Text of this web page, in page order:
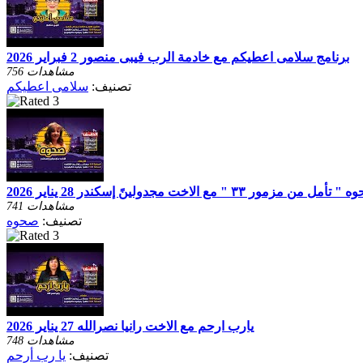
برنامج سلامى اعطيكم مع خادمة الرب فيبى منصور 2 فبراير 2026
756 مشاهدات
تصنيف: سلامى اعطيكم
٣٣ " مع الاخت مجدولينً إسكندر 28 يناير 2026
741 مشاهدات
تصنيف: صحوه
يارب ارحم مع الاخت رانيا نصرالله 27 يناير 2026
748 مشاهدات
تصنيف: يا رب أرحم